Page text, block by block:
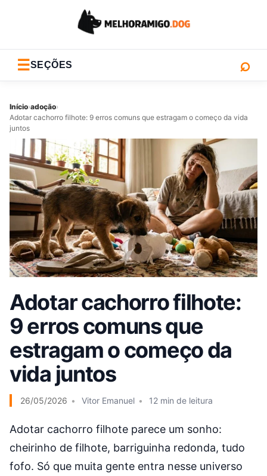
☰SEÇÕES ⌕
Início›adoção›
Adotar cachorro filhote: 9 erros comuns que estragam o começo da vida
juntos
Adotar cachorro filhote:
9 erros comuns que
estragam o começo da
vida juntos
26/05/2026 Vitor Emanuel 12 min de leitura
Adotar cachorro filhote parece um sonho:
cheirinho de filhote, barriguinha redonda, tudo
fofo. Só que muita gente entra nesse universo